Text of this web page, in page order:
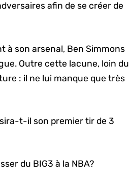
afin de se créer de
à son arsenal, Ben Simmons
Outre cette lacune, loin du
: il ne lui manque que très
t-il son premier tir de 3
du BIG3 à la NBA?